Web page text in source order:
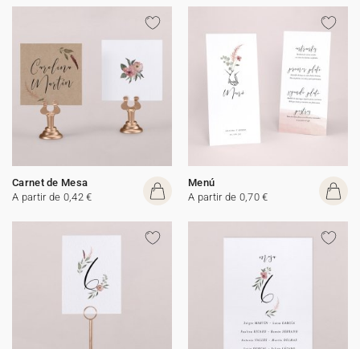
Carnet de Mesa
A partir de 0,42 €
Menú
A partir de 0,70 €